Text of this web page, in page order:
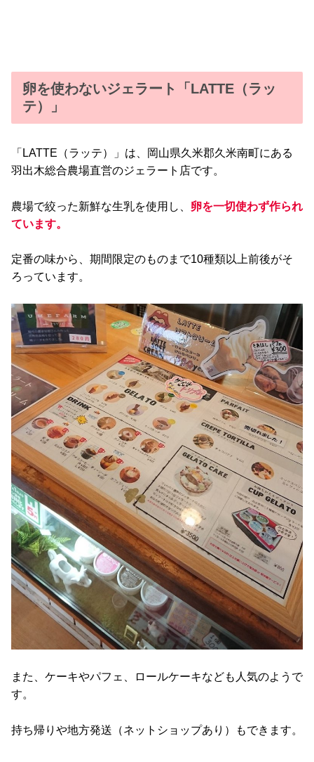
卵を使わないジェラート「LATTE（ラッ
テ）」
「LATTE（ラッテ）」は、岡山県久米郡久米南町にある
羽出木総合農場直営のジェラート店です。
農場で絞った新鮮な生乳を使用し、 卵を一切使わず作られ
ています。
定番の味から、期間限定のものまで10種類以上前後がそ
ろっています。
また、ケーキやパフェ、ロールケーキなども人気のようで
す。
持ち帰りや地方発送（ネットショップあり）もできます。